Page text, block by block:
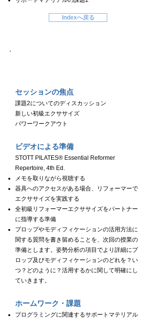
Indexへ戻る
セッションの焦点
課題2についてのディスカッション
新しい初級エクササイズ
パワーワークアウト
ビデオによる準備
STOTT PILATES® Essential Reformer
Repertoire, 4th Ed.
メモを取りながら視聴する
器具へのアクセスがある場合、リフォーマーで
エクササイズを実践する
全初級リフォーマーエクササイズをパートナー
に指導する準備
プロップやモディフィケーションの活用方法に
関する質問を書き留めることを、次回の授業の
準備とします。姿勢分析の項目でより詳細にプ
ロップ及びモディフィケーションのどれを？い
つ？どのように？活用するかに関して明確にし
ていきます。
ホームワーク・課題
プログラミングに関連するサポートマテリアル